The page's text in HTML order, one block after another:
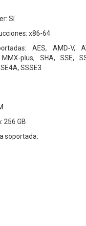
Sí
x86-64
AES, AMD-V,
plus, SHA, SSE,
SSSE3
256 GB
soportada: